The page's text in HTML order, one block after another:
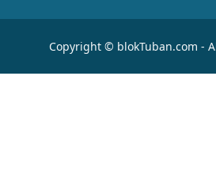
Copyright © blokTuban.com -